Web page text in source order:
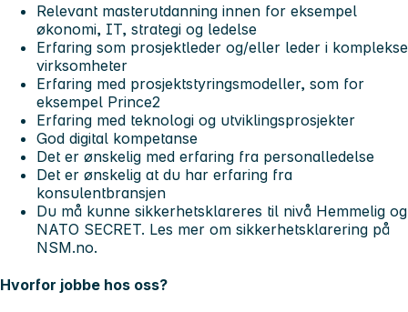
Relevant masterutdanning innen for eksempel
økonomi, IT, strategi og ledelse
Erfaring som prosjektleder og/eller leder i komplekse
virksomheter
Erfaring med prosjektstyringsmodeller, som for
eksempel Prince2
Erfaring med teknologi og utviklingsprosjekter
God digital kompetanse
Det er ønskelig med erfaring fra personalledelse
Det er ønskelig at du har erfaring fra
konsulentbransjen
Du må kunne sikkerhetsklareres til nivå Hemmelig og
NATO SECRET. Les mer om sikkerhetsklarering på
NSM.no.
Hvorfor jobbe hos oss?